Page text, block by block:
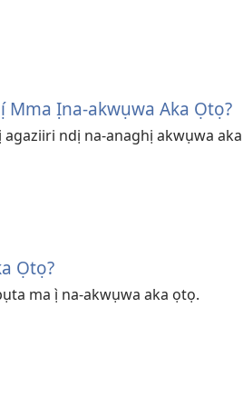
Mma Ịna-akwụwa Aka Ọtọ?
agaziiri ndị na-anaghị akwụwa
Ọtọ?
ma ị̀ na-akwụwa aka ọtọ.